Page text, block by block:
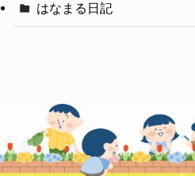
はなまる日記